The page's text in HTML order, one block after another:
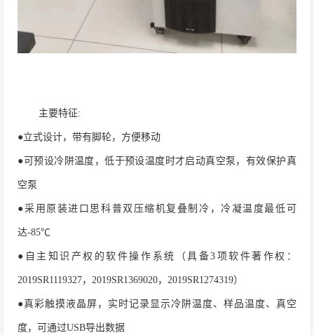
主要特征:
●立式设计，带有脚轮，方便移动
●可预设冷阱温度，低于预设温度时才启动真空泵，有效保护真
空泵
●采用原装进口思科普双压缩机复叠制冷，冷凝温度最低可
达-85℃
●自主知识产权的软件操作系统（具备3项软件著作权：
2019SR1119327，2019SR1369020，2019SR1274319）
●真彩触摸液晶屏，实时记录显示冷阱温度、样品温度、真空
度，可通过USB导出数据